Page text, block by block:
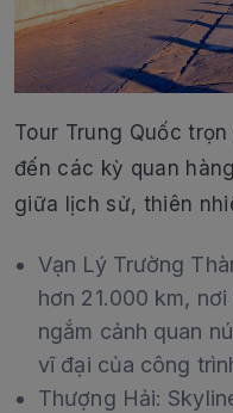
Tour Trung Quốc
đến các kỳ quan
giữa lịch sử, thiên
Vạn Lý Trường
hơn 21.000 km,
ngắm cảnh quan
vĩ đại của công
Thượng Hải: